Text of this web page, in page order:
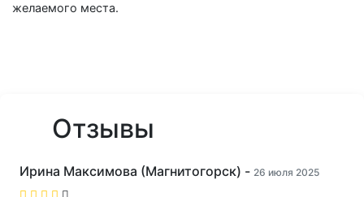
желаемого места.
Отзывы
Ирина Максимова (Магнитогорск) - 26 июля 2025